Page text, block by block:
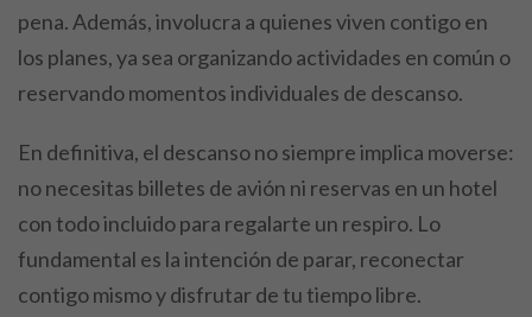
pena. Además, involucra a quienes viven contigo en
los planes, ya sea organizando actividades en común o
reservando momentos individuales de descanso.
En definitiva, el descanso no siempre implica moverse:
no necesitas billetes de avión ni reservas en un hotel
con todo incluido para regalarte un respiro. Lo
fundamental es la intención de parar, reconectar
contigo mismo y disfrutar de tu tiempo libre.